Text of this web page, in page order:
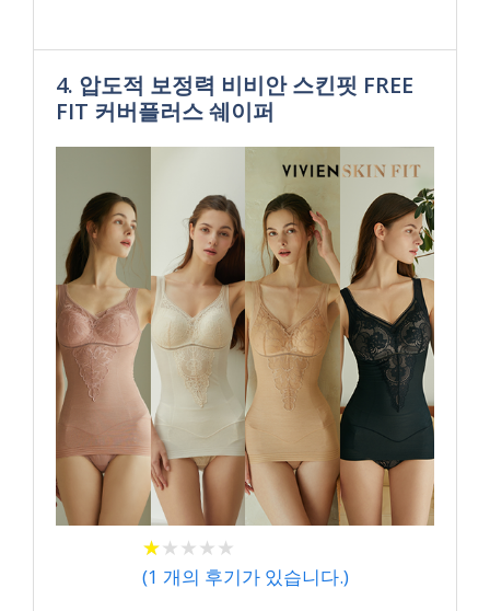
4. 압도적 보정력 비비안 스킨핏 FREE
FIT 커버플러스 쉐이퍼
★★ ★ ★ ★
★★ ★ ★ ★
(1 개의 후기가 있습니다.)